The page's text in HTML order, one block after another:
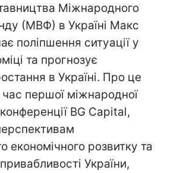
Міжнародного
(МВФ) в Україні Макс
поліпшення ситуації у
та прогнозує
в Україні. Про це
час першої міжнародної
конференції BG Capital,
економічного розвитку та
України,